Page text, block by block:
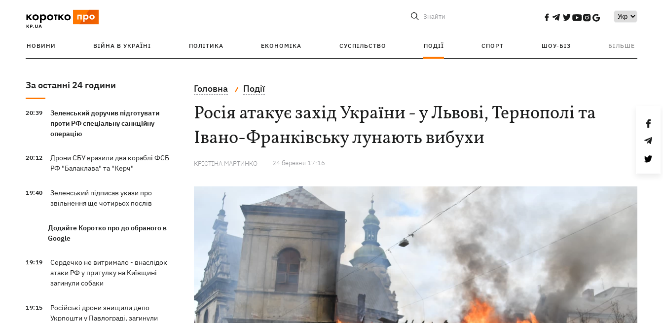
Знайти
НОВИНИ ВІЙНА В УКРАЇНІ ПОЛІТИКА ЕКОНОМІКА СУСПІЛЬСТВО ПОДІЇ СПОРТ ШОУ-БІЗ БІЛЬШЕ
За останні 24 години
20:39
Зеленський доручив підготувати
проти РФ спеціальну санкційну
операцію
20:12
Дрони СБУ вразили два кораблі ФСБ
РФ "Балаклава" та "Керч"
19:40
Зеленський підписав укази про
звільнення ще чотирьох послів
Додайте Коротко про до обраного в
Google
19:19
Сердечко не витримало - внаслідок
атаки РФ у притулку на Київщині
загинули собаки
19:15
Російські дрони знищили депо
Укрпошти у Павлограді, загинули
Головна Події
Росія атакує захід України - у Львові, Тернополі та
Івано-Франківську лунають вибухи
КРІСТІНА МАРТИНКО 24 березня 17:16